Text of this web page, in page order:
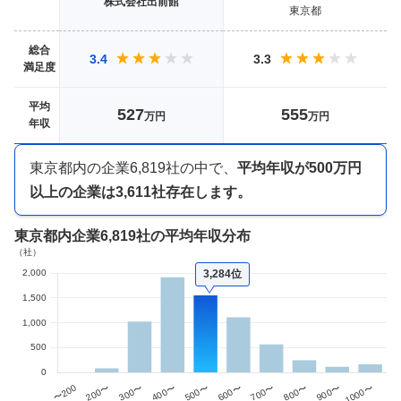
東京都
総合
満足度
3.4 3.3
平均
年収
527万円 555万円
東京都内の企業6,819社の中で、 平均年収が500万円
以上の企業は3,611社存在します。
東京都内企業6,819社の平均年収分布
3,284位